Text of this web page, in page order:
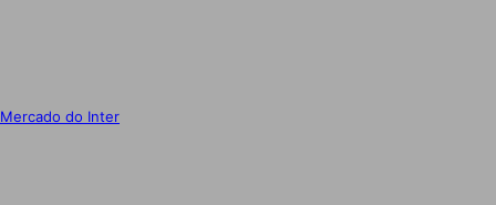
Mercado do Inter